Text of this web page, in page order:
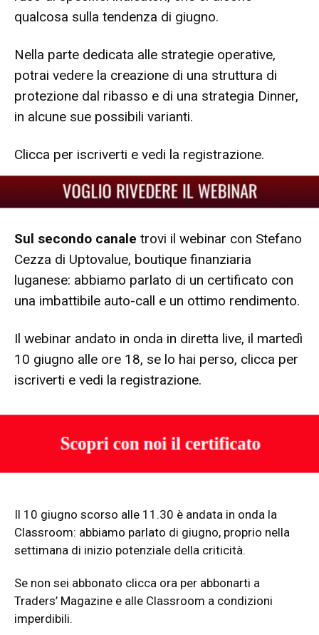
qualcosa sulla tendenza di giugno.
Nella parte dedicata alle strategie operative,
potrai vedere la creazione di una struttura di
protezione dal ribasso e di una strategia Dinner,
in alcune sue possibili varianti.
Clicca per iscriverti e vedi la registrazione.
Sul secondo canale trovi il webinar con Stefano
Cezza di Uptovalue, boutique finanziaria
luganese: abbiamo parlato di un certificato con
una imbattibile auto-call e un ottimo rendimento.
Il webinar andato in onda in diretta live, il martedì
10 giugno alle ore 18, se lo hai perso, clicca per
iscriverti e vedi la registrazione.
Il 10 giugno scorso alle 11.30 è andata in onda la
Classroom: abbiamo parlato di giugno, proprio nella
settimana di inizio potenziale della criticità.
Se non sei abbonato clicca ora per abbonarti a
Traders’ Magazine e alle Classroom a condizioni
imperdibili.